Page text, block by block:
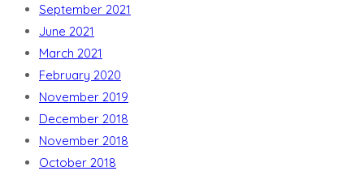
September 2021
June 2021
March 2021
February 2020
November 2019
December 2018
November 2018
October 2018